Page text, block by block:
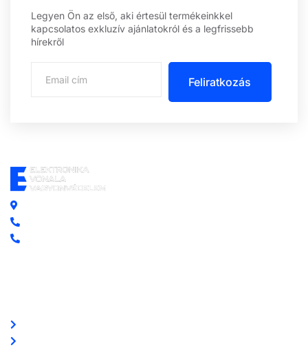
Legyen Ön az első, aki értesül termékeinkkel
kapcsolatos exkluzív ajánlatokról és a legfrissebb
hírekről
Feliratkozás